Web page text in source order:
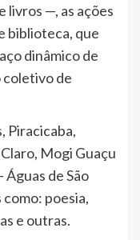
livros —, as ações
biblioteca, que
dinâmico de
coletivo de
Piracicaba,
Mogi Guaçu
de São
poesia,
e outras.